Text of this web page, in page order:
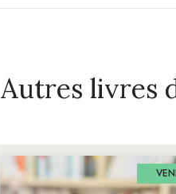
Autres livres